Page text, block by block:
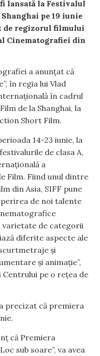
lansată la Festivalul
pe 19 iunie
de regizorul filmului
Cinematografiei din
a anunțat că
în regia lui Vlad
în cadrul
de la Shanghai, la
Short Film.
14-23 iunie, la
de clasa A,
a
Film. Fiind unul dintre
din Asia, SIFF pune
de noi talente
de categorii
diferite aspecte ale
și
și animație”,
pe o rețea de
precizat că premiera
că Premiera
sub soare”, va avea